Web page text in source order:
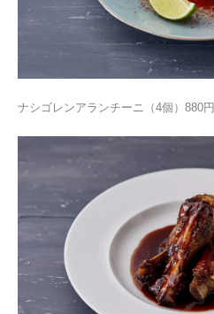
ナシゴレンアランチーニ（4個）880円